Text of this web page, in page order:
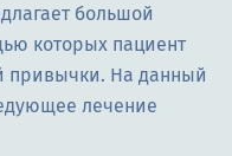
большой
которых пациент
привычки. На данный
лечение